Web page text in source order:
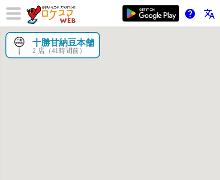
help translate
×
十勝甘納豆本舗
2 店（41時間前）